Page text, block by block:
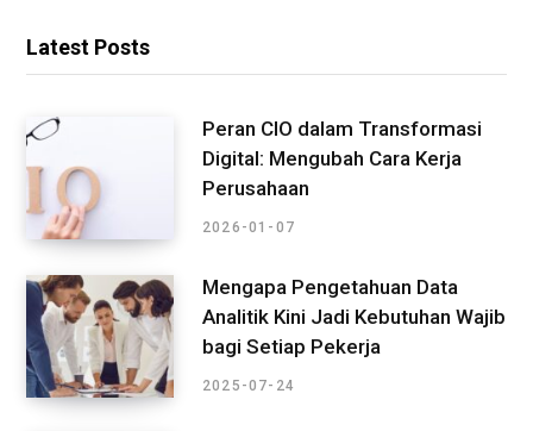
Latest Posts
Peran CIO dalam Transformasi
Digital: Mengubah Cara Kerja
Perusahaan
2026-01-07
Mengapa Pengetahuan Data
Analitik Kini Jadi Kebutuhan Wajib
bagi Setiap Pekerja
2025-07-24